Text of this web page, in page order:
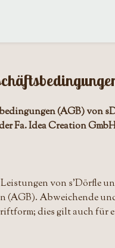
(AGB) von
Fa. Idea Creation
von s'Dörfle
(AGB). Abweichende
dies gilt auch für